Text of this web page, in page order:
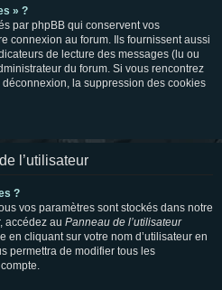
» ?
par phpBB qui conservent vos
connexion au forum. Ils fournissent aussi
de lecture des messages (lu ou
du forum. Si vous rencontrez
la suppression des cookies
l’utilisateur
?
vos paramètres sont stockés dans notre
accédez au Panneau de l’utilisateur
en cliquant sur votre nom d’utilisateur en
permettra de modifier tous les